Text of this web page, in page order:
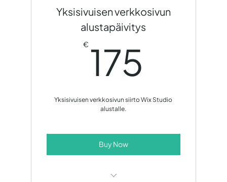
Sosiaalisen median hallinta
Sähköpostimarkkinointi
Maksullisen mainonnan hallinnointi
Kuukausittainen tulosraportti
14 päivän ilmainen kokeilujakso!
Yksisivuisen verkkosivun
alustapäivitys
€ 175
Yksisivuisen verkkosivun siirto Wix Studio
alustalle.
Buy Now